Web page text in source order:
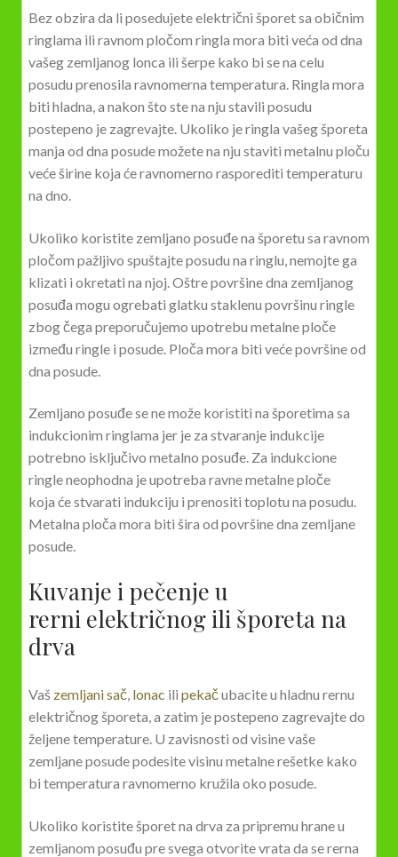
Bez obzira da li posedujete električni šporet sa običnim
ringlama ili ravnom pločom ringla mora biti veća od dna
vašeg zemljanog lonca ili šerpe kako bi se na celu
posudu prenosila ravnomerna temperatura. Ringla mora
biti hladna, a nakon što ste na nju stavili posudu
postepeno je zagrevajte. Ukoliko je ringla vašeg šporeta
manja od dna posude možete na nju staviti metalnu ploču
veće širine koja će ravnomerno rasporediti temperaturu
na dno.
Ukoliko koristite zemljano posuđe na šporetu sa ravnom
pločom pažljivo spuštajte posudu na ringlu, nemojte ga
klizati i okretati na njoj. Oštre površine dna zemljanog
posuđa mogu ogrebati glatku staklenu površinu ringle
zbog čega preporučujemo upotrebu metalne ploče
između ringle i posude. Ploča mora biti veće površine od
dna posude.
Zemljano posuđe se ne može koristiti na šporetima sa
indukcionim ringlama jer je za stvaranje indukcije
potrebno isključivo metalno posuđe. Za indukcione
ringle neophodna je upotreba ravne metalne ploče
koja će stvarati indukciju i prenositi toplotu na posudu.
Metalna ploča mora biti šira od površine dna zemljane
posude.
Kuvanje i pečenje u
rerni električnog ili šporeta na
drva
Vaš zemljani sač, lonac ili pekačubacite u hladnu rernu
električnog šporeta, a zatim je postepeno zagrevajte do
željene temperature. U zavisnosti od visine vaše
zemljane posude podesite visinu metalne rešetke kako
bi temperatura ravnomerno kružila oko posude.
Ukoliko koristite šporet na drva za pripremu hrane u
zemljanom posuđu pre svega otvorite vrata da se rerna